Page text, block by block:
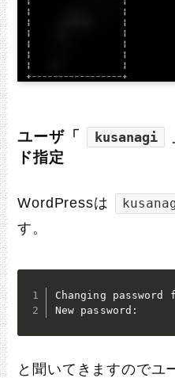
ユーザ「 kusanagi
ド指定
WordPressは
す。
Changing
New password:
と聞いてきますのでユ